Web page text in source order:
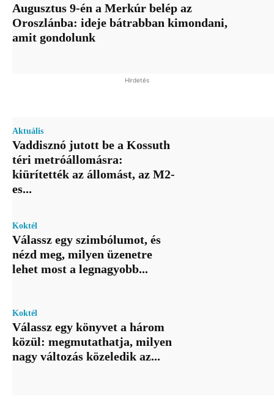
Augusztus 9-én a Merkúr belép az
Oroszlánba: ideje bátrabban kimondani,
amit gondolunk
Hirdetés
Aktuális
Vaddisznó jutott be a Kossuth
téri metróállomásra:
kiürítették az állomást, az M2-
es...
Koktél
Válassz egy szimbólumot, és
nézd meg, milyen üzenetre
lehet most a legnagyobb...
Koktél
Válassz egy könyvet a három
közül: megmutathatja, milyen
nagy változás közeledik az...